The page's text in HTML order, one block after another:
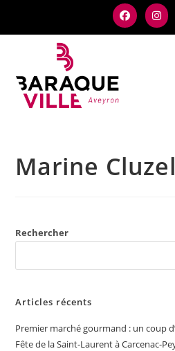
Marine Cluzel
Rechercher
Articles récents
Premier marché gourmand : un coup
Fête de la Saint-Laurent à Carcenac-